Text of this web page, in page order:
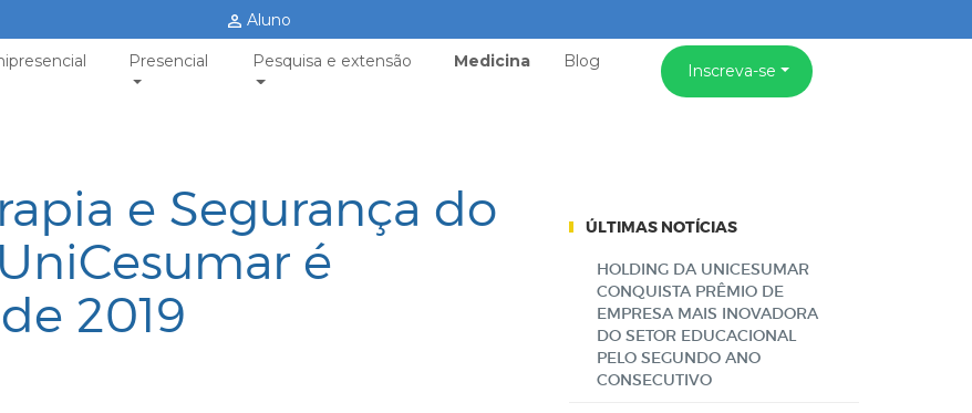
Aluno
Presencial Pesquisa e extensão Medicina Blog Inscreva-se
e Segurança do
é
2019
ÚLTIMAS NOTÍCIAS
HOLDING DA UNICESUMAR
CONQUISTA PRÊMIO DE
EMPRESA MAIS INOVADORA
DO SETOR EDUCACIONAL
PELO SEGUNDO ANO
CONSECUTIVO